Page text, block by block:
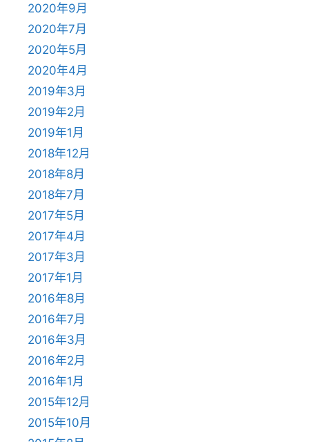
2020年9月
2020年7月
2020年5月
2020年4月
2019年3月
2019年2月
2019年1月
2018年12月
2018年8月
2018年7月
2017年5月
2017年4月
2017年3月
2017年1月
2016年8月
2016年7月
2016年3月
2016年2月
2016年1月
2015年12月
2015年10月